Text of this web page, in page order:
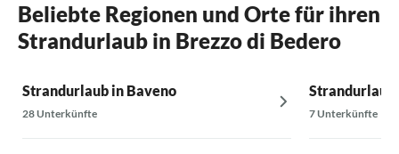
Beliebte Regionen und Orte für ihren
Strandurlaub in Brezzo di Bedero
Strandurlaub in Baveno
28 Unterkünfte
Strandurlaub
7 Unterkünfte